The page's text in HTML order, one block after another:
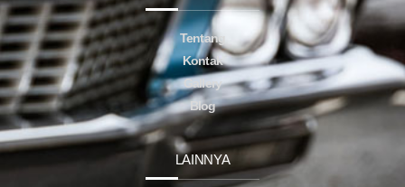
Tentang
Kontak
Gallery
Blog
LAINNYA